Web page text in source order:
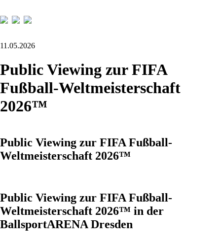
11.05.2026
Public Viewing zur FIFA
Fußball-Weltmeisterschaft
2026™
Public Viewing zur FIFA Fußball-
Weltmeisterschaft 2026™
Public Viewing zur FIFA Fußball-
Weltmeisterschaft 2026™ in der
BallsportARENA Dresden